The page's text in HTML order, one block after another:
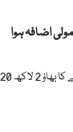
اضافہ ہوا
سندھ صرافہ بازار ایسوسی ایشن کے مطابق ایک ہزار روپے کی کمی کے بعد ملک میں فی تولہ سونے کا بھاؤ 2 لاکھ 20